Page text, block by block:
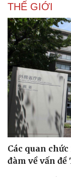
THẾ GIỚI
Các quan
đàm về vấn